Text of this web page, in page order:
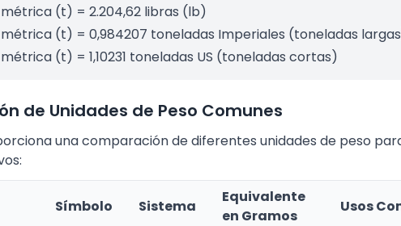
(t) = 2.204,62 libras (lb)
métrica (t) = 0,984207 toneladas Imperiales (toneladas
(t) = 1,10231 toneladas US (toneladas cortas)
de Unidades de Peso Comunes
una comparación de diferentes unidades de peso
Símbolo Sistema
Equivalente
en Gramos
Usos